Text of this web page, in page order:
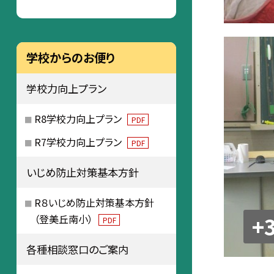
学校からのお便り
学校力向上プラン
R8学校力向上プラン PDF
R7学校力向上プラン PDF
いじめ防止対策基本方針
R８いじめ防止対策基本方針
（登美丘南小）
PDF
各種相談窓口のご案内